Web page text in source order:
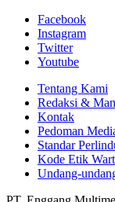
Facebook
Instagram
Twitter
Youtube
Tentang Kami
Redaksi &
Kontak
Pedoman
Standar
Kode Etik
Undang-